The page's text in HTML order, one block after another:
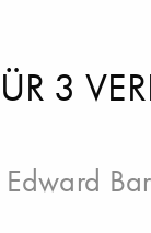
3
Edward